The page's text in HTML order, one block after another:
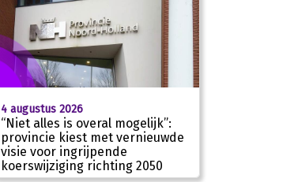
4 augustus 2026
“Niet alles is overal mogelijk”:
provincie kiest met vernieuwde
visie voor ingrijpende
koerswijziging richting 2050